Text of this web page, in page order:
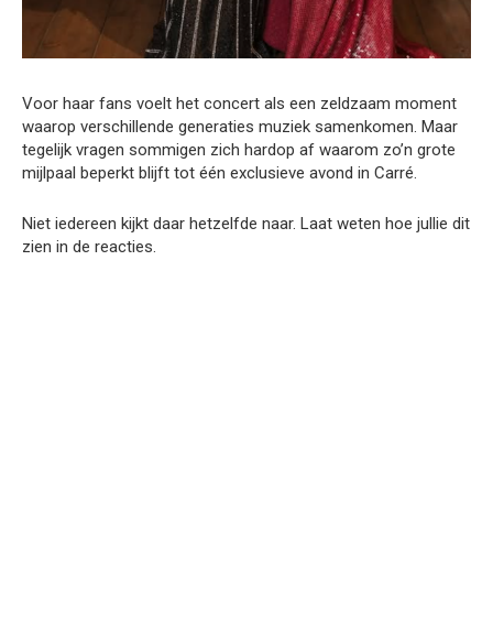
Voor haar fans voelt het concert als een zeldzaam moment
waarop verschillende generaties muziek samenkomen. Maar
tegelijk vragen sommigen zich hardop af waarom zo’n grote
mijlpaal beperkt blijft tot één exclusieve avond in Carré.
Niet iedereen kijkt daar hetzelfde naar. Laat weten hoe jullie dit
zien in de reacties.